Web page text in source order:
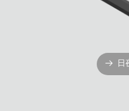
뀠 日